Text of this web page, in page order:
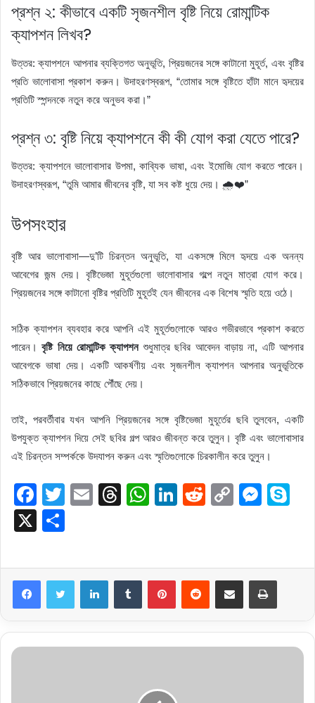
প্রশ্ন ২: কীভাবে একটি সৃজনশীল বৃষ্টি নিয়ে রোমান্টিক
ক্যাপশন লিখব?
উত্তর: ক্যাপশনে আপনার ব্যক্তিগত অনুভূতি, প্রিয়জনের সঙ্গে কাটানো মুহূর্ত, এবং বৃষ্টির
প্রতি ভালোবাসা প্রকাশ করুন। উদাহরণস্বরূপ, “তোমার সঙ্গে বৃষ্টিতে হাঁটা মানে হৃদয়ের
প্রতিটি স্পন্দনকে নতুন করে অনুভব করা।”
প্রশ্ন ৩: বৃষ্টি নিয়ে ক্যাপশনে কী কী যোগ করা যেতে পারে?
উত্তর: ক্যাপশনে ভালোবাসার উপমা, কাব্যিক ভাষা, এবং ইমোজি যোগ করতে পারেন।
উদাহরণস্বরূপ, “তুমি আমার জীবনের বৃষ্টি, যা সব কষ্ট ধুয়ে দেয়। 🌧️❤️”
উপসংহার
বৃষ্টি আর ভালোবাসা—দু’টি চিরন্তন অনুভূতি, যা একসঙ্গে মিলে হৃদয়ে এক অনন্য
আবেগের জন্ম দেয়। বৃষ্টিভেজা মুহূর্তগুলো ভালোবাসার গল্পে নতুন মাত্রা যোগ করে।
প্রিয়জনের সঙ্গে কাটানো বৃষ্টির প্রতিটি মুহূর্তই যেন জীবনের এক বিশেষ স্মৃতি হয়ে ওঠে।
সঠিক ক্যাপশন ব্যবহার করে আপনি এই মুহূর্তগুলোকে আরও গভীরভাবে প্রকাশ করতে
পারেন।বৃষ্টি নিয়ে রোমান্টিক ক্যাপশনশুধুমাত্র ছবির আবেদন বাড়ায় না, এটি আপনার
আবেগকে ভাষা দেয়। একটি আকর্ষণীয় এবং সৃজনশীল ক্যাপশন আপনার অনুভূতিকে
সঠিকভাবে প্রিয়জনের কাছে পৌঁছে দেয়।
তাই, পরবর্তীবার যখন আপনি প্রিয়জনের সঙ্গে বৃষ্টিভেজা মুহূর্তের ছবি তুলবেন, একটি
উপযুক্ত ক্যাপশন দিয়ে সেই ছবির গল্প আরও জীবন্ত করে তুলুন। বৃষ্টি এবং ভালোবাসার
এই চিরন্তন সম্পর্ককে উদযাপন করুন এবং স্মৃতিগুলোকে চিরকালীন করে তুলুন।
F
a
c
e
b
o
o
k
T
er
E
T
a
d
s
W
s
A
p
p
Li
e
dI
n
R
di
t
C
y
Li
n
k
M
e
n
g
er
e
X
ar
e
FacebookTwitter LinkedInTumblr PinterestReddit Share via Email Print